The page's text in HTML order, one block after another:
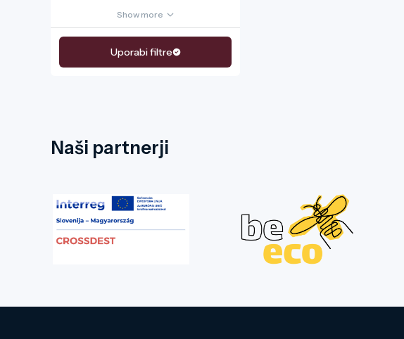
Show more
Uporabi filtre
Naši partnerji